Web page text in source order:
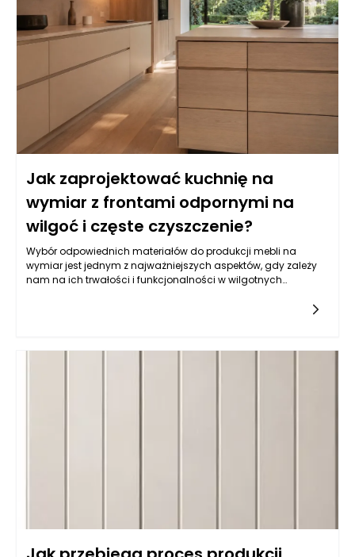
Jak zaprojektować kuchnię na
wymiar z frontami odpornymi na
wilgoć i częste czyszczenie?
Wybór odpowiednich materiałów do produkcji mebli na
wymiar jest jednym z najważniejszych aspektów, gdy zależy
nam na ich trwałości i funkcjonalności w wilgotnych
sklejka wodoodporna. Istotne jest, aby materiał miał